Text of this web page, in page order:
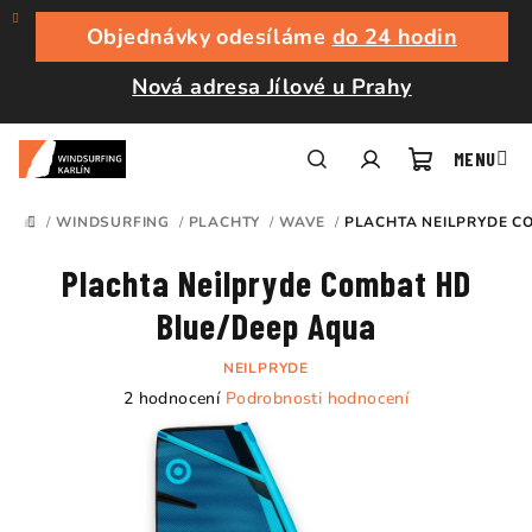
Přejít
obsah
Objednávky odesíláme do 24 hodin
Nová adresa Jílové u Prahy
košík
DOMŮ
/ WINDSURFING / PLACHTY / WAVE / PLACHTA NEILPRYDE
Plachta Neilpryde Combat HD
Blue/Deep Aqua
NEILPRYDE
Průměrné
hodnocení
produktu
2 hodnocení Podrobnosti hodnocení